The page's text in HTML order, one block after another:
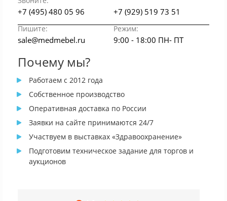
+7 (495) 480 05 96 +7 (929) 519 73 51
Пишите: Режим:
sale@medmebel.ru 9:00 - 18:00 ПН- ПТ
Почему мы?
Работаем с 2012 года
Собственное производство
Оперативная доставка по России
Заявки на сайте принимаются 24/7
Участвуем в выставках «Здравоохранение»
Подготовим техническое задание для торгов и
аукционов